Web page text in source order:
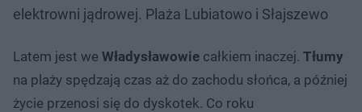
elektrowni jądrowej. Plaża Lubiatowo i Słajszewo
Latem jest we Władysławowie całkiem inaczej. Tłumy
na plaży spędzają czas aż do zachodu słońca, a później
życie przenosi się do dyskotek. Co roku